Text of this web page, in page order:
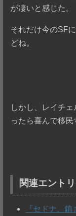
が凄いと感じた。
それだけ今のSF
どね。
しかし、レイチ
ったら喜んで移民
関連エント
『セドナ、